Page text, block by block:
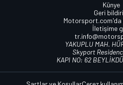
Künye
Geri
Motorsport.com'da
İletişime
YAKUPLU MAH.
Skyport
KAPI NO: 62